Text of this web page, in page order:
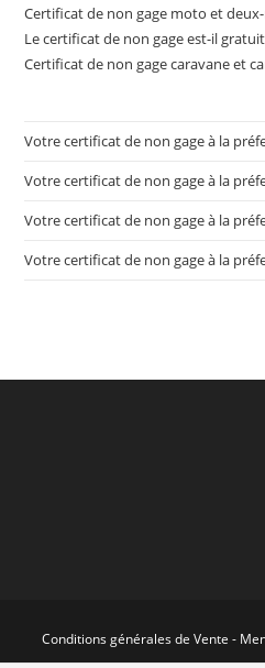
Certificat de non gage moto et
Le certificat de non gage est-il
Certificat de non gage caravane et
Votre certificat de non gage à la
Votre certificat de non gage à la
Votre certificat de non gage à la
Votre certificat de non gage à la
Conditions générales de Vente -